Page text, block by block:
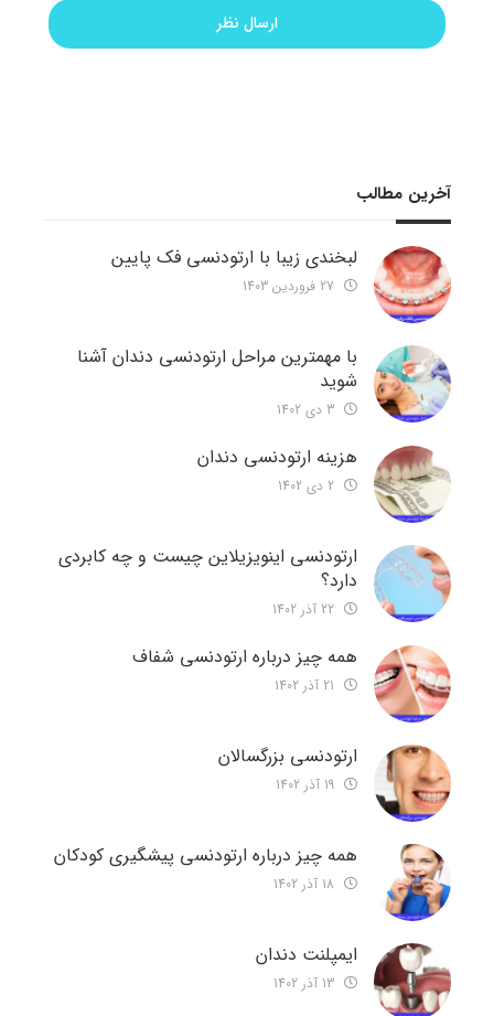
آخرین مطالب
لبخندی زیبا با ارتودنسی فک پایین
با مهمترین مراحل ارتودنسی دندان آشنا
شوید
هزینه ارتودنسی دندان
ارتودنسی اینویزیلاین چیست و چه کابردی
دارد؟
همه چیز درباره ارتودنسی شفاف
ارتودنسی بزرگسالان
همه چیز درباره ارتودنسی پیشگیری کودکان
ایمپلنت دندان